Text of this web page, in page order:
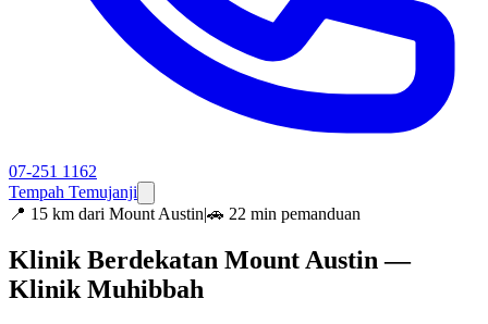
07-251 1162
Tempah Temujanji
📍 15 km dari Mount Austin|🚗 22 min pemanduan
Klinik Berdekatan Mount Austin —
Klinik Muhibbah